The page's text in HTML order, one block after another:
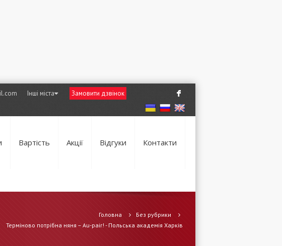
F
Інші міста Замовити дзвінок
Вартість Акції Відгуки Контакти
Головна
Без рубрики
Терміново потрібна няня – Au-pair! - Польська академія Харків